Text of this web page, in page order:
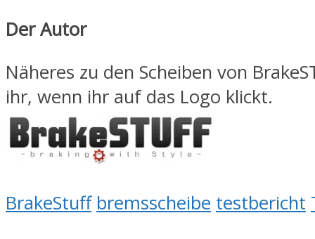
Der Autor
Näheres zu den Scheiben von
ihr, wenn ihr auf das Logo klickt.
BrakeStuff bremsscheibe testbericht